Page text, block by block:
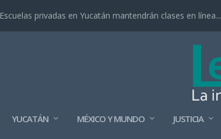
Escuelas privadas en Yucatán mantendrán clases en línea...
YUCATÁN MÉXICO Y MUNDO JUSTICIA